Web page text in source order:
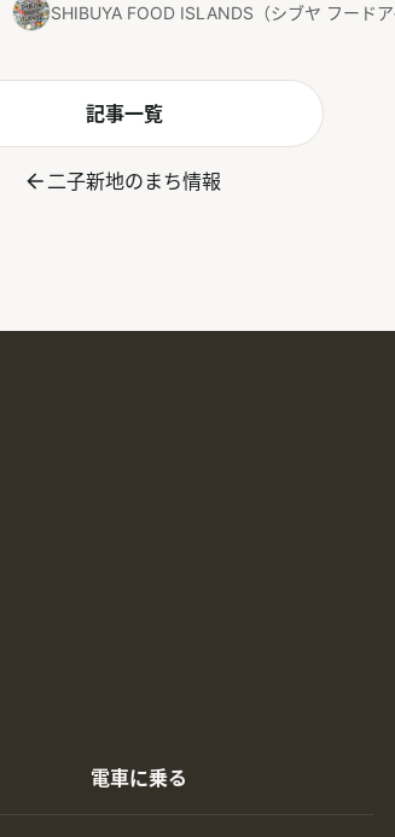
SHIBUYA FOOD ISLANDS（シブヤ フードア
記事一覧
二子新地のまち情報
電車に乗る